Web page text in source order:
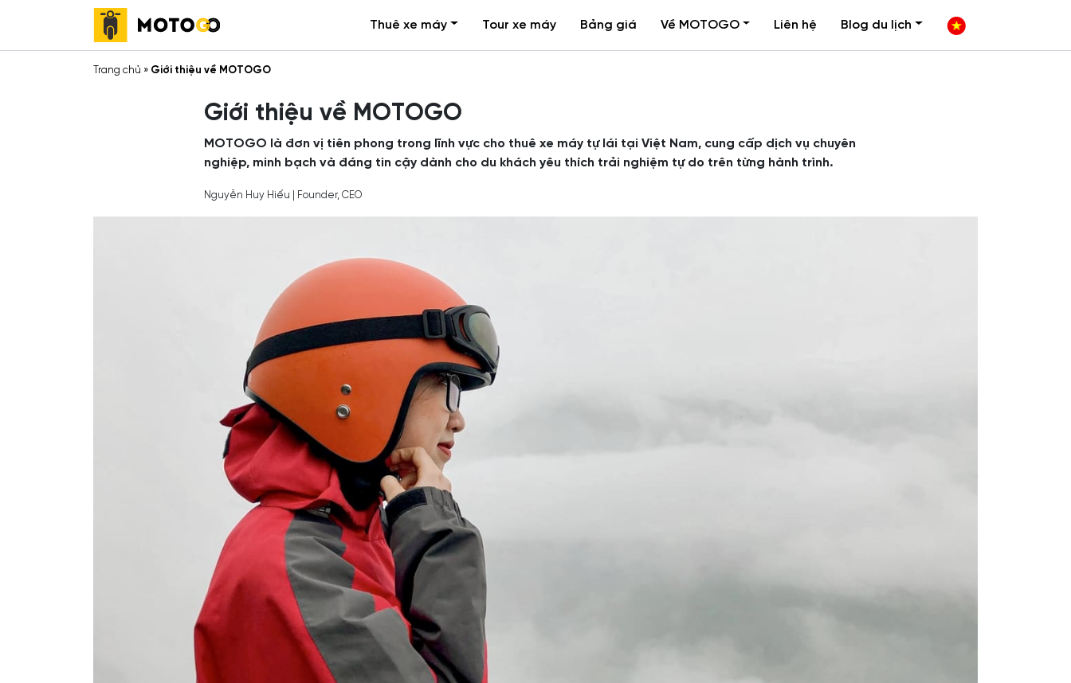
Thuê xe máy Tour xe máy Bảng giá Về MOTOGO Liên hệ Blog du lịch
Trang chủ » Giới thiệu về MOTOGO
Giới thiệu về MOTOGO
MOTOGO là đơn vị tiên phong trong lĩnh vực cho thuê xe máy tự lái tại Việt Nam, cung cấp dịch vụ chuyên
nghiệp, minh bạch và đáng tin cậy dành cho du khách yêu thích trải nghiệm tự do trên từng hành trình.
Nguyễn Huy Hiếu | Founder, CEO